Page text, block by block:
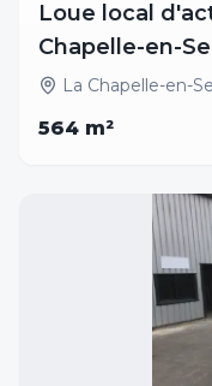
Loue local
Chapelle-en-
La Chapelle-en-
564 m²